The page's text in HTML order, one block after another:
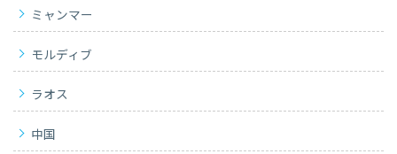
ミャンマー
モルディブ
ラオス
中国